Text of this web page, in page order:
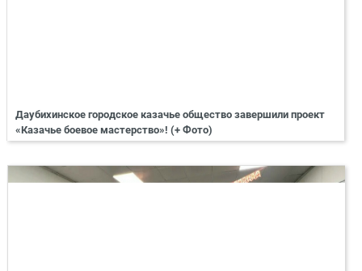
Даубихинское городское казачье общество завершили проект
«Казачье боевое мастерство»! (+ Фото)